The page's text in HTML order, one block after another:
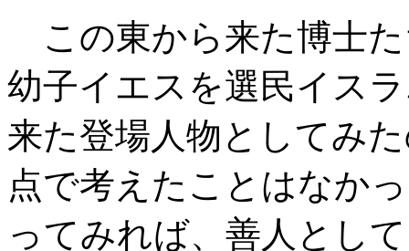
この東から来た博士
幼子イエスを選民イス
来た登場人物としてみ
点で考えたことはなか
ってみれば、善人とし